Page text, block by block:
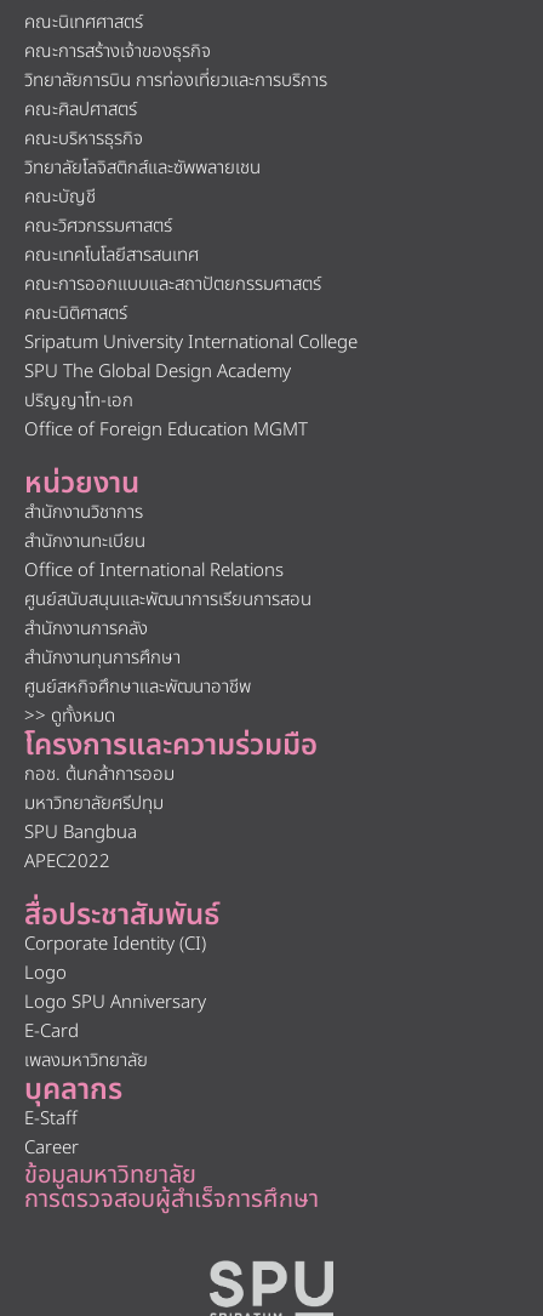
คณะนิเทศศาสตร์
คณะการสร้างเจ้าของธุรกิจ
วิทยาลัยการบิน การท่องเที่ยวและการบริการ
คณะศิลปศาสตร์
คณะบริหารธุรกิจ
วิทยาลัยโลจิสติกส์และซัพพลายเชน
คณะบัญชี
คณะวิศวกรรมศาสตร์
คณะเทคโนโลยีสารสนเทศ
คณะการออกแบบและสถาปัตยกรรมศาสตร์
คณะนิติศาสตร์
Sripatum University International College
SPU The Global Design Academy
ปริญญาโท-เอก
Office of Foreign Education MGMT
หน่วยงาน
สำนักงานวิชาการ
สำนักงานทะเบียน
Office of International Relations
ศูนย์สนับสนุนและพัฒนาการเรียนการสอน
สำนักงานการคลัง
สำนักงานทุนการศึกษา
ศูนย์สหกิจศึกษาและพัฒนาอาชีพ
>> ดูทั้งหมด
โครงการและความร่วมมือ
กอช. ต้นกล้าการออม
มหาวิทยาลัยศรีปทุม
SPU Bangbua
APEC2022
สื่อประชาสัมพันธ์
Corporate Identity (CI)
Logo
Logo SPU Anniversary
E-Card
เพลงมหาวิทยาลัย
บุคลากร
E-Staff
Career
ข้อมูลมหาวิทยาลัย
การตรวจสอบผู้สำเร็จการศึกษา